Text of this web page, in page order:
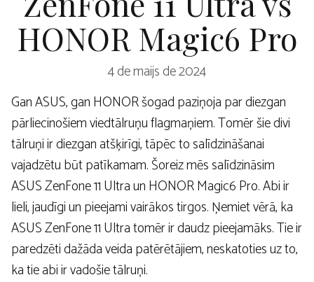
HONOR Magic6 Pro
4 de maijs de 2024
Gan ASUS, gan HONOR šogad paziņoja par diezgan
pārliecinošiem viedtālruņu flagmaņiem. Tomēr šie divi
tālruņi ir diezgan atšķirīgi, tāpēc to salīdzināšanai
vajadzētu būt patīkamam. Šoreiz mēs salīdzināsim
ASUS ZenFone 11 Ultra un HONOR Magic6 Pro. Abi ir
lieli, jaudīgi un pieejami vairākos tirgos. Ņemiet vērā, ka
ASUS ZenFone 11 Ultra tomēr ir daudz pieejamāks. Tie ir
paredzēti dažāda veida patērētājiem, neskatoties uz to,
ka tie abi ir vadošie tālruņi.